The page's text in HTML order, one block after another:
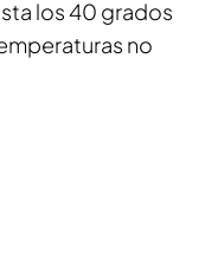
los 40 grados
no